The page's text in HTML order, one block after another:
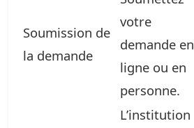
Soumission de
la demande
votre
demande en
ligne ou en
personne.
L’institution